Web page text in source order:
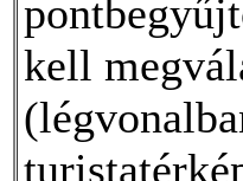
kell